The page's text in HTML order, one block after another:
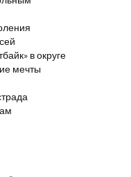
в округе
мечты